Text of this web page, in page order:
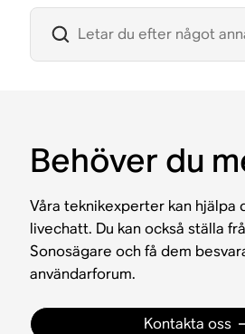
Behöver du
Våra teknikexperter kan hjälpa
livechatt. Du kan också ställa
Sonosägare och få dem
användarforum.
Kontakta oss